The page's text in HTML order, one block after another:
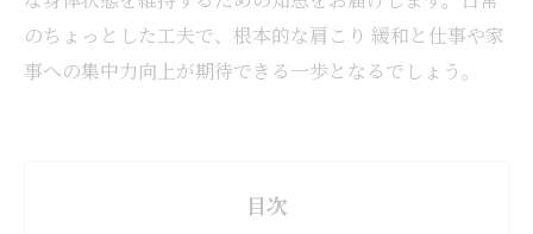
のちょっとした工夫で、根本的な肩こり 緩和と仕事や家
事への集中力向上が期待できる一歩となるでしょう。
目次